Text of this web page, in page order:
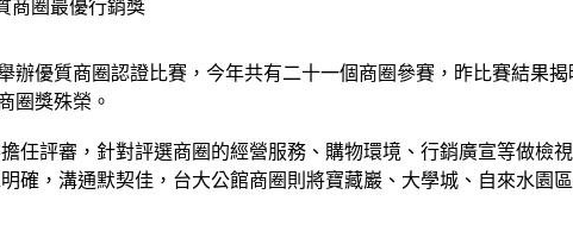
商圈最優行銷獎
辦優質商圈認證比賽，今年共有二十一個商圈參賽，昨比賽結果
圈獎殊榮。
任評審，針對評選商圈的經營服務、購物環境、行銷廣宣等做檢
確，溝通默契佳，台大公館商圈則將寶藏巖、大學城、自來水園